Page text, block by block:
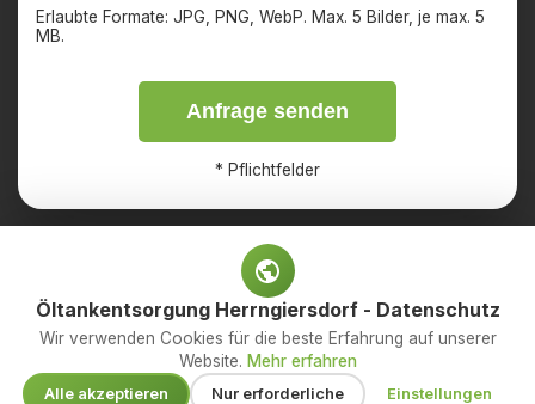
Erlaubte Formate: JPG, PNG, WebP. Max. 5 Bilder, je max. 5
MB.
Anfrage senden
* Pflichtfelder
ImpressumDatenschutz
© 2026 OED Services GmbH – Ihr Fachbetrieb für
Öltankentsorgung. Alle Rechte vorbehalten.
Öltankentsorgung Herrngiersdorf - Datenschutz
Wir verwenden Cookies für die beste Erfahrung auf unserer
Website. Mehr erfahren
Alle akzeptieren Nur erforderliche Einstellungen